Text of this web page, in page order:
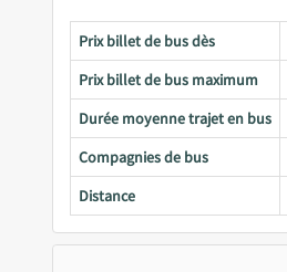
Prix billet de bus dès
Prix billet de bus maximum
Durée moyenne trajet en bus
Compagnies de bus
Distance